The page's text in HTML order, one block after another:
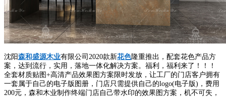
沈阳森和盛源木业有限公司2020款新花色隆重推出，配套花色产品方
案，达到流行，实用，落地一体化解决方案。福利，福利来了！！！
全套材质贴图+高清产品效果图方案限时发放，让工厂的门店客户拥有
一套属于自己的电子版图册，门店只需提供自己的logo(电子版)，费用
200元，森和木业制作终端门店自己带水印的效果图方案，机不可失，